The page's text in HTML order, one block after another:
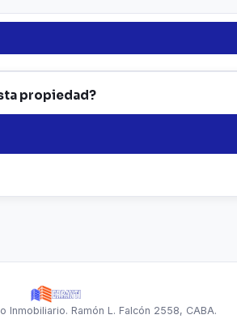
propiedad?
Inmobiliario. Ramón L. Falcón 2558, CABA.